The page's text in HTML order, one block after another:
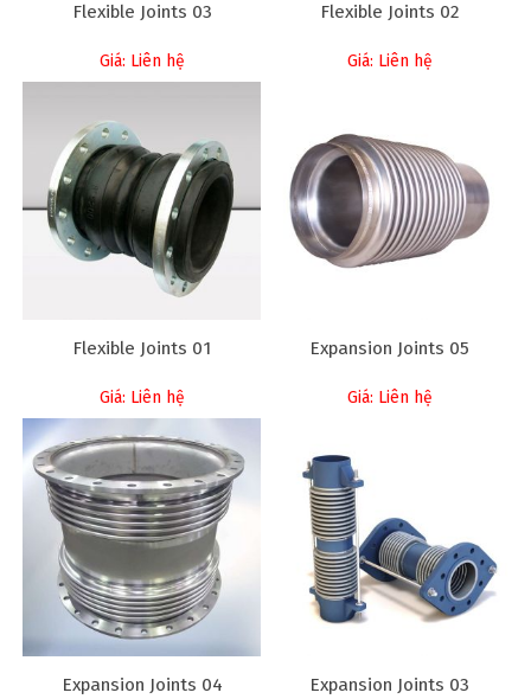
Flexible Joints 03
Giá: Liên hệ
Flexible Joints 02
Giá: Liên hệ
Flexible Joints 01
Giá: Liên hệ
Expansion Joints 05
Giá: Liên hệ
Expansion Joints 04 Expansion Joints 03